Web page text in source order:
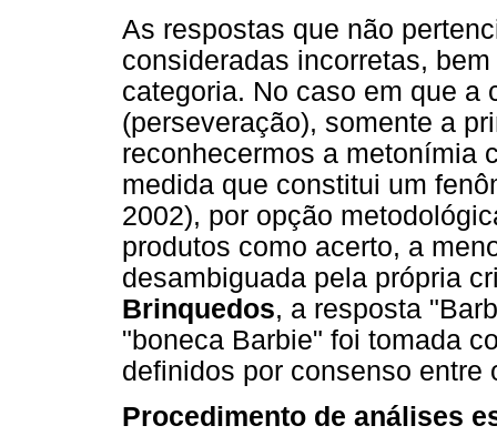
As respostas que não
consideradas incorretas,
categoria. No caso em que a
(perseveração), somente a
reconhecermos a metonímia
medida que constitui um
2002), por opção
produtos como acerto, a
desambiguada pela própria
Brinquedos, a resposta
"boneca Barbie" foi tomada
definidos por consenso entre
Procedimento de análises